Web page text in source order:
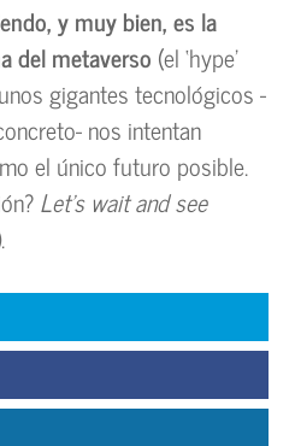
y muy bien, es la
del metaverso (el ‘hype’
gigantes tecnológicos -
nos intentan
el único futuro posible.
Let’s wait and see